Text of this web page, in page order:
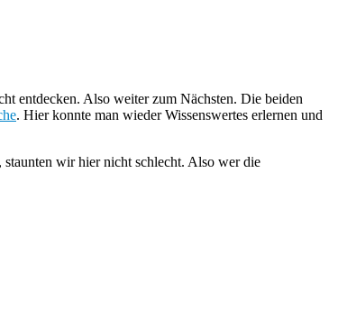
entdecken. Also weiter zum Nächsten. Die beiden
. Hier konnte man wieder Wissenswertes erlernen und
wir hier nicht schlecht. Also wer die